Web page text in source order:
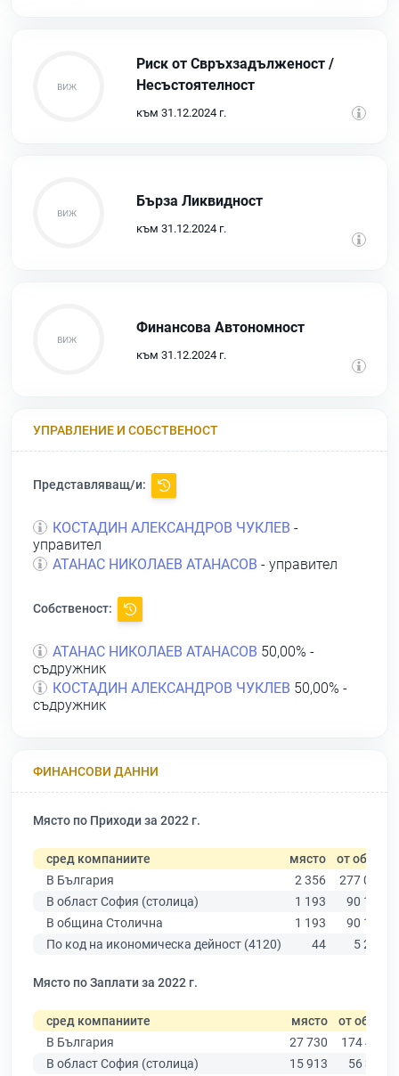
Риск от Свръхзадълженост /
Несъстоятелност
към 31.12.2024 г.
Бърза Ликвидност
към 31.12.2024 г.
Финансова Автономност
към 31.12.2024 г.
УПРАВЛЕНИЕ И СОБСТВЕНОСТ
Представляващ/и:
КОСТАДИН АЛЕКСАНДРОВ ЧУКЛЕВ -
управител
АТАНАС НИКОЛАЕВ АТАНАСОВ - управител
Собственост:
АТАНАС НИКОЛАЕВ АТАНАСОВ 50,00% -
съдружник
КОСТАДИН АЛЕКСАНДРОВ ЧУКЛЕВ 50,00% -
съдружник
ФИНАНСОВИ ДАННИ
Място по Приходи за 2022 г.
сред компаниите място от общо
В България
2 356
277 019
В област София (столица)
1 193
90 178
В община Столична
1 193
90 178
По код на икономическа дейност (4120)
44 5 291
Място по Заплати за 2022 г.
сред компаниите място от общо
В България
27 730
174 403
В област София (столица)
15 913 56 378